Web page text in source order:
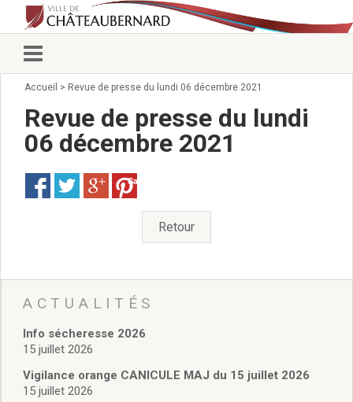
Vie municipale
Conseillers municipaux
Commissions 2026
Arrêtés du Maire
Services municipaux
Pour venir nous voir
administratives
Services Techniques
Affaires Scolaires
Vie associative
Police Municipale/règlementation
Cimetière/réglementation funéraire
Accueil > Revue de presse du lundi 06 décembre 2021
Revue de presse du lundi
06 décembre 2021
Save
Retour
ACTUALITÉS
Info sécheresse 2026
15 juillet 2026
Vigilance orange CANICULE MAJ du 15 juillet 2026
15 juillet 2026